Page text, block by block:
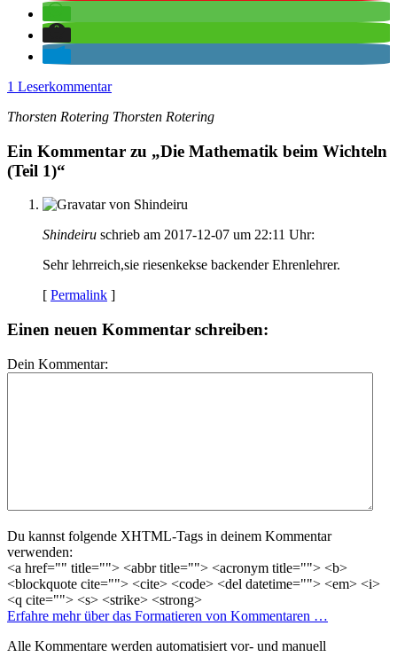
1 Leserkommentar
Thorsten Rotering Thorsten Rotering
Ein Kommentar zu „Die Mathematik beim Wichteln
(Teil 1)“
Shindeiru schrieb am 2017-12-07 um 22:11 Uhr:
Sehr lehrreich,sie riesenkekse backender Ehrenlehrer.
[ Permalink ]
Einen neuen Kommentar schreiben:
Dein Kommentar:
Du kannst folgende XHTML-Tags in deinem Kommentar
verwenden:
<a href="" title=""> <abbr title=""> <acronym title=""> <b>
<blockquote cite=""> <cite> <code> <del datetime=""> <em> <i>
<q cite=""> <s> <strike> <strong>
Erfahre mehr über das Formatieren von Kommentaren …
Alle Kommentare werden automatisiert vor- und manuell